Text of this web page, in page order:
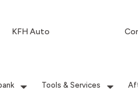
KFH Auto
Tools & Services